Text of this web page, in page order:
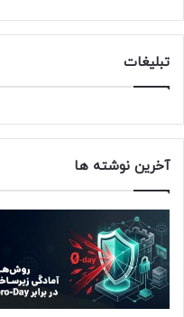
تبلیغات
آخرین نوشته ها